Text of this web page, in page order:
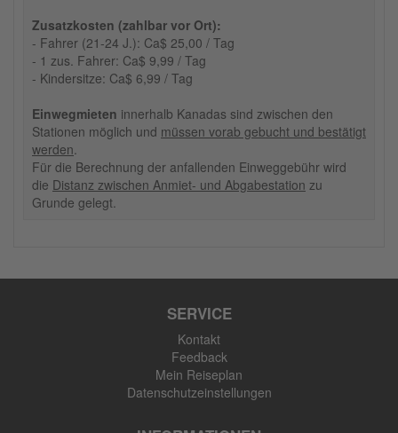
Zusatzkosten (zahlbar vor Ort):
- Fahrer (21-24 J.): Ca$ 25,00 / Tag
- 1 zus. Fahrer: Ca$ 9,99 / Tag
- Kindersitze: Ca$ 6,99 / Tag
Einwegmieten innerhalb Kanadas sind zwischen den
Stationen möglich und müssen vorab gebucht und bestätigt
werden.
Für die Berechnung der anfallenden Einweggebühr wird
die Distanz zwischen Anmiet- und Abgabestation zu
Grunde gelegt.
SERVICE
Kontakt
Feedback
Mein Reiseplan
Datenschutzeinstellungen